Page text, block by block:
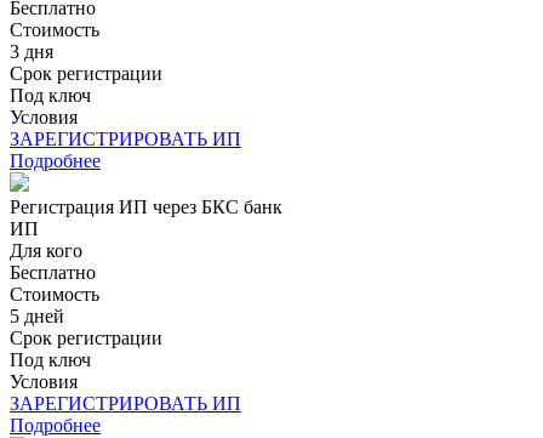
Бесплатно
Стоимость
3 дня
Срок регистрации
Под ключ
Условия
ЗАРЕГИСТРИРОВАТЬ ИП
Подробнее
Регистрация ИП через БКС банк
ИП
Для кого
Бесплатно
Стоимость
5 дней
Срок регистрации
Под ключ
Условия
ЗАРЕГИСТРИРОВАТЬ ИП
Подробнее